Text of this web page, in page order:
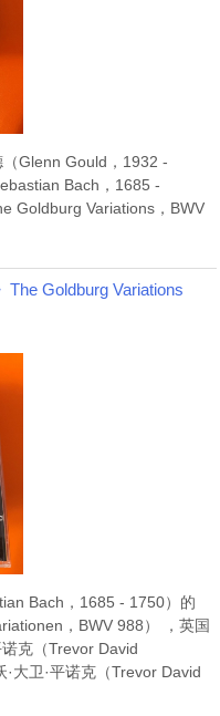
Glenn Gould，1932 -
Bach，1685 -
Goldburg Variations，BWV
Goldburg Variations
Bach，1685 - 1750）的
，BWV 988） ，英国
克（Trevor David
大卫·平诺克（Trevor David